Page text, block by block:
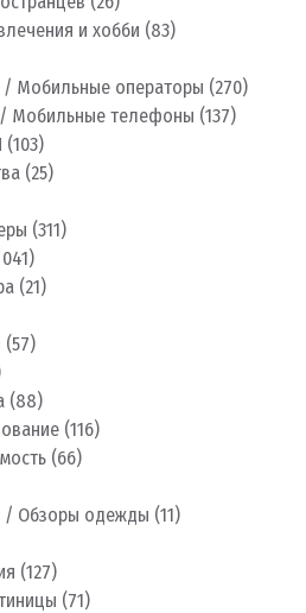
и хобби (83)
/ Мобильные операторы (270)
Мобильные телефоны (137)
(103)
(25)
(311)
(21)
(57)
(88)
(116)
(66)
/ Обзоры одежды (11)
(127)
(71)